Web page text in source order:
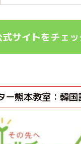
式サイトをチェ
ー熊本教室：韓国